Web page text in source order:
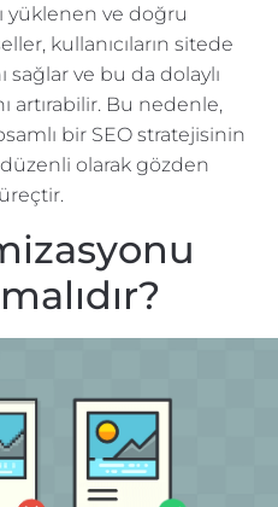
yüklenen ve doğru
kullanıcıların sitede
sağlar ve bu da dolaylı
artırabilir. Bu nedenle,
bir SEO stratejisinin
düzenli olarak gözden